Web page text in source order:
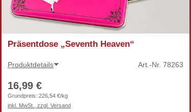
Präsentdose „Seventh Heaven“
Produktdetails Art.-Nr. 78263
16,99 €
Grundpreis: 226,54 €/kg
inkl. MwSt., zzgl. Versand